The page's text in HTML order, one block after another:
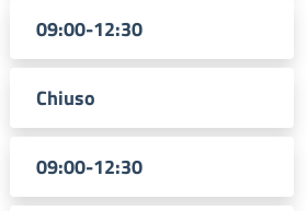
09:00-12:30
Chiuso
09:00-12:30